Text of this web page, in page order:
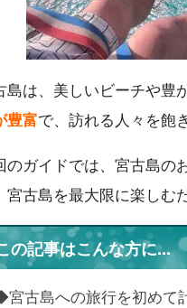
島は、美しいビーチや豊
豊富で、訪れる人々を飽
のガイドでは、宮古島の
宮古島を最大限に楽しむ
の記事はこんな方に...
古島への旅行を初めて